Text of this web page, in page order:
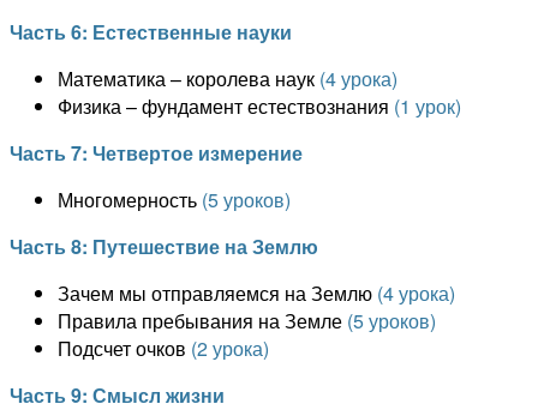
Часть 6: Естественные науки
Математика – королева наук (4 урока)
Физика – фундамент естествознания (1 урок)
Часть 7: Четвертое измерение
Многомерность (5 уроков)
Часть 8: Путешествие на Землю
Зачем мы отправляемся на Землю (4 урока)
Правила пребывания на Земле (5 уроков)
Подсчет очков (2 урока)
Часть 9: Смысл жизни